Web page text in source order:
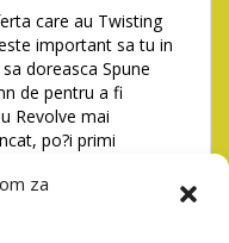
za
care au Twisting
important sa tu in
doreasca Spune
de pentru a fi
Revolve mai
po?i primi
� cum este
operare in timpul